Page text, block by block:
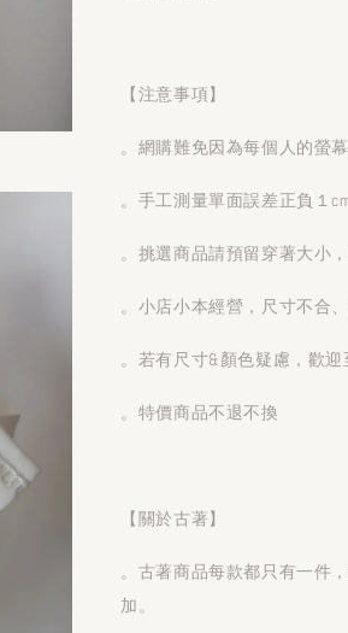
【注意事項】
。網購難免因為每個人的螢
。手工測量單面誤差正負１
。挑選商品請預留穿著大小
。小店小本經營，尺寸不合
。若有尺寸&顏色疑慮，歡
。特價商品不退不換
【關於古著】
。古著商品每款都只有一件
加。